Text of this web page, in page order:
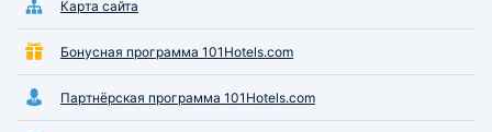
Карта сайта
Бонусная программа 101Hotels.com
Партнёрская программа 101Hotels.com